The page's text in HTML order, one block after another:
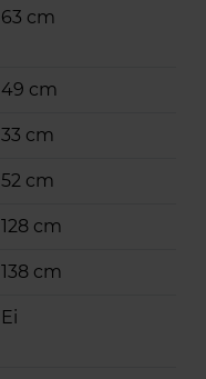
63 cm
49 cm
33 cm
52 cm
128 cm
138 cm
Ei